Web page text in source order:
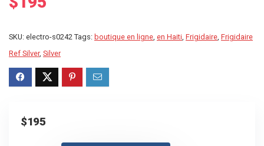
SKU: electro-s0242 Tags: boutique en ligne, en Haiti, Frigidaire, Frigidaire
Ref Silver, Silver
$195